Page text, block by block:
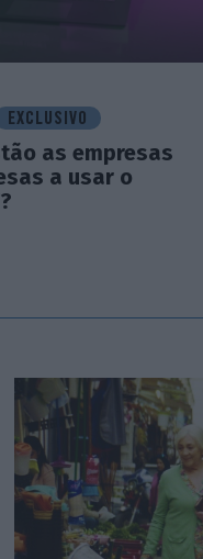
EXCLUSIVO
as empresas
a usar o